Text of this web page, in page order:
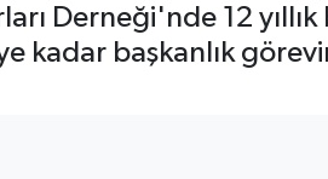
Derneği'nde 12
kadar başkanlık